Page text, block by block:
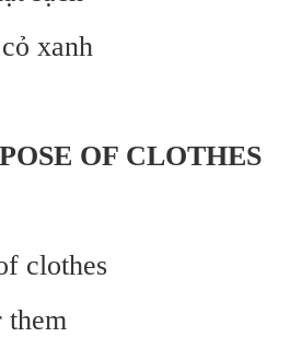
xanh
OF CLOTHES
clothes
them